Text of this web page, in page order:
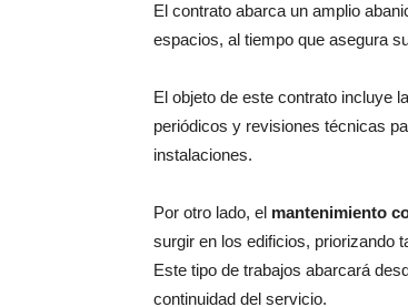
El contrato abarca un amplio
espacios, al tiempo que asegura
El objeto de este contrato incluye
periódicos y revisiones técnicas
instalaciones.
Por otro lado, el mantenimiento
surgir en los edificios, priorizando
Este tipo de trabajos abarcará
continuidad del servicio.